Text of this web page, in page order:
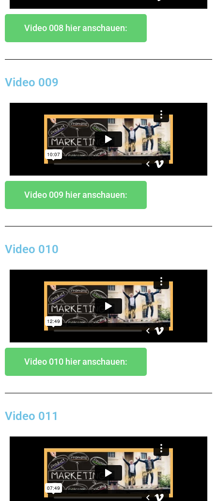
Video 008 hier anschauen:
Video 009
Video 009 hier anschauen:
Video 010
Video 010 hier anschauen:
Video 011